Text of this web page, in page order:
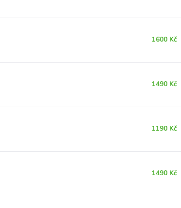
1600 Kč
1490 Kč
1190 Kč
1490 Kč